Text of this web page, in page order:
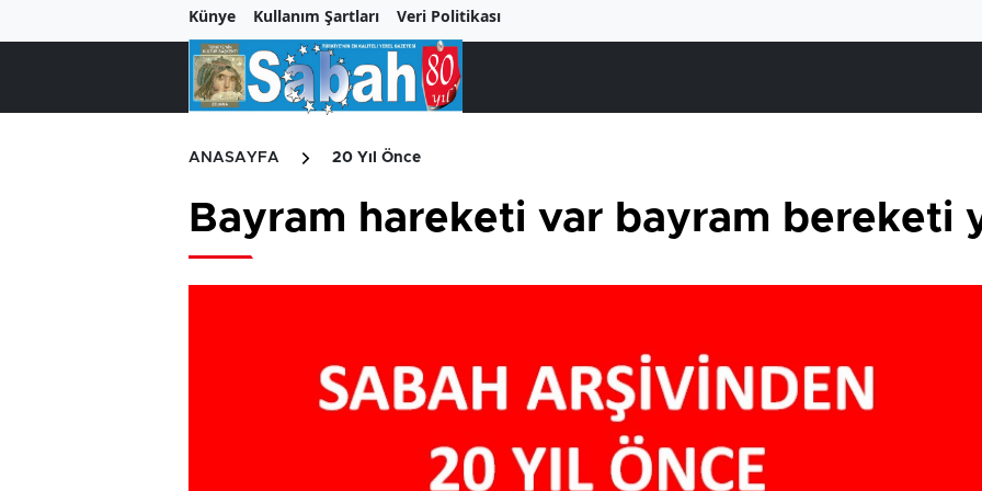
Künye Kullanım Şartları Veri Politikası
ANASAYFA 20 Yıl Önce
Bayram hareketi var bayram bereketi